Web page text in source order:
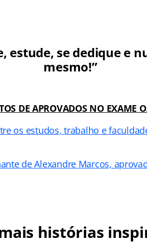
estude, se dedique e
mesmo!”
DE APROVADOS NO EXAME
os estudos, trabalho e
de Alexandre Marcos,
histórias